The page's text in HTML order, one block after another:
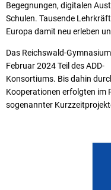
Begegnungen, digitalen
Schulen. Tausende
Europa damit neu erleben
Das Reichswald-
Februar 2024 Teil des ADD-
Konsortiums. Bis dahin
Kooperationen erfolgten im
sogenannter